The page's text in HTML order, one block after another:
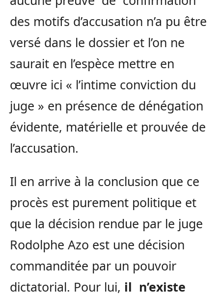
des motifs d’accusation n’a pu être
versé dans le dossier et l’on ne
saurait en l’espèce mettre en
œuvre ici « l’intime conviction du
juge » en présence de dénégation
évidente, matérielle et prouvée de
l’accusation.
Il en arrive à la conclusion que ce
procès est purement politique et
que la décision rendue par le juge
Rodolphe Azo est une décision
commanditée par un pouvoir
dictatorial. Pour lui, il n’existe